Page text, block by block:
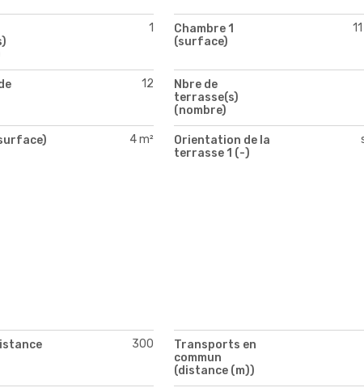
1
Chambre 1
(surface)
12
Nbre de
terrasse(s)
(nombre)
4 m²
Orientation de la
terrasse 1 (-)
300
Transports en
commun
(distance (m))